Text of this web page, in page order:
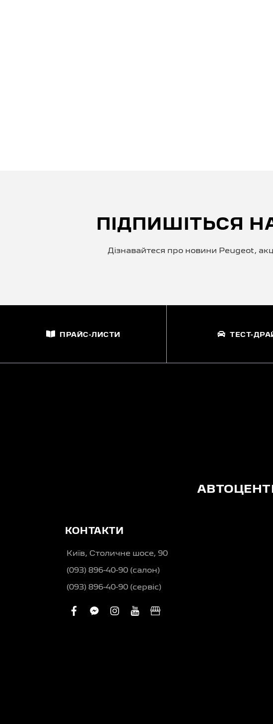
ПІДПИШІТЬСЯ
Дізнавайтеся про новини Peugeot,
ПРАЙС-ЛИСТИ ТЕСТ-
КОНТАКТИ
Київ, Столичне шосе, 90
(093) 896-40-90 (салон)
(093) 896-40-90 (сервіс)
facebook
facebook-
instagram
youtube
business